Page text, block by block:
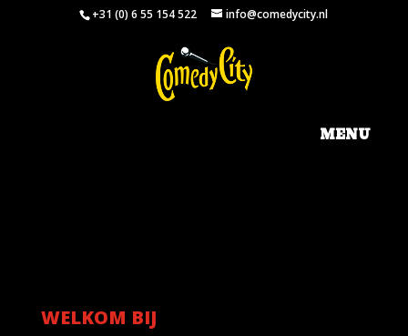
+31 (0) 6 55 154 522 info@comedycity.nl
WELKOM BIJ